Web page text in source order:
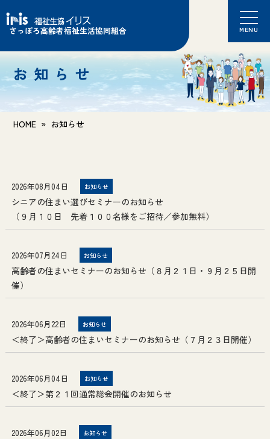
MENU
さっぽろ高齢者福祉生活協同組合
お知らせ
HOME » お知らせ
2026年08月04日 お知らせ
シニアの住まい選びセミナーのお知らせ
（９月１０日 先着１００名様をご招待／参加無料）
2026年07月24日 お知らせ
高齢者の住まいセミナーのお知らせ（８月２１日・９月２５日開
催）
2026年06月22日 お知らせ
＜終了＞高齢者の住まいセミナーのお知らせ（７月２３日開催）
2026年06月04日 お知らせ
＜終了＞第２１回通常総会開催のお知らせ
2026年06月02日 お知らせ